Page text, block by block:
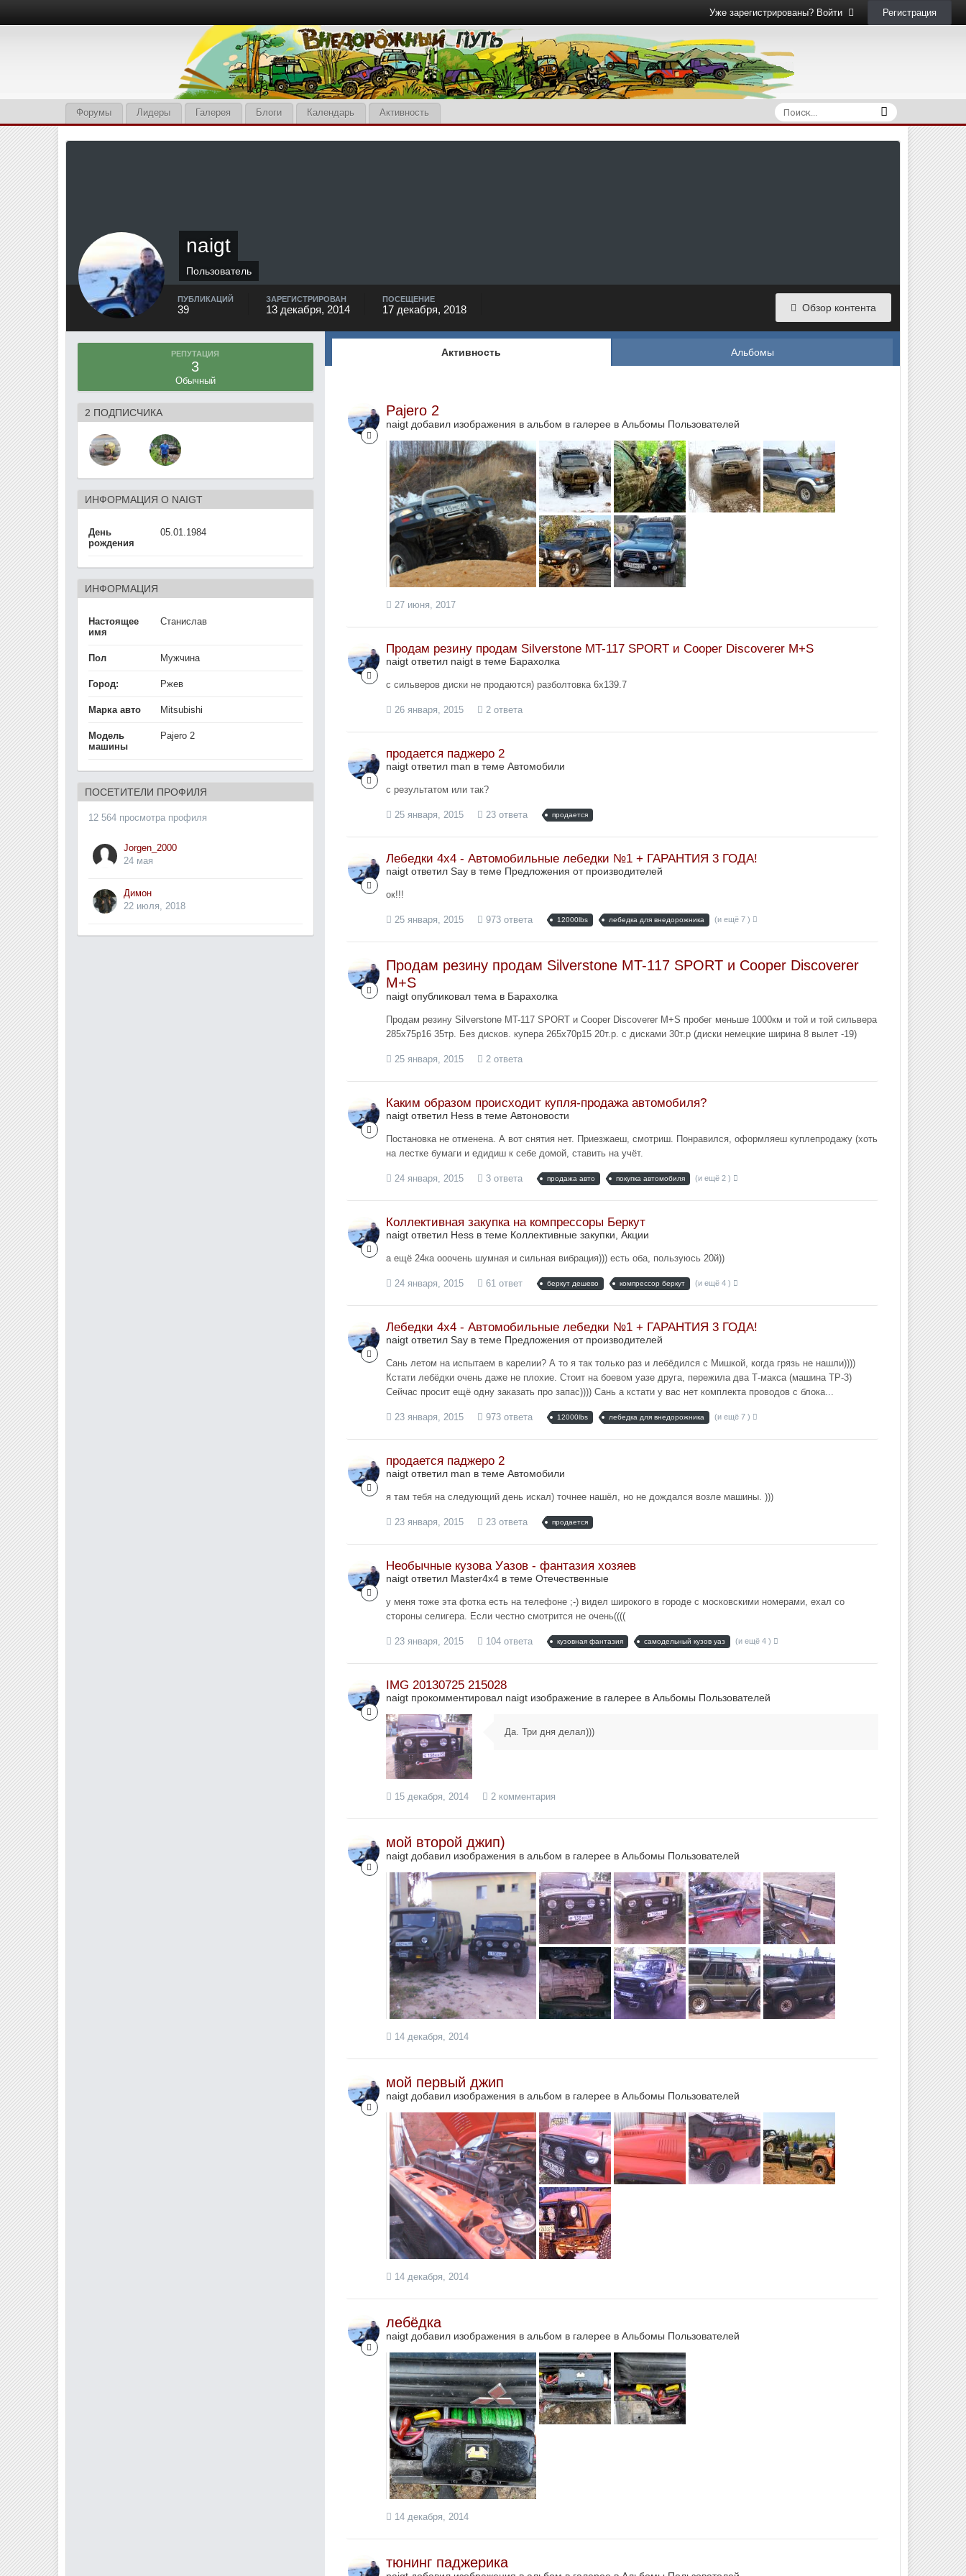
Уже зарегистрированы? Войти Регистрация
Форумы Лидеры Галерея Блоги Календарь Активность
naigt
Пользователь
Обзор контента
ПУБЛИКАЦИЙ
39
ЗАРЕГИСТРИРОВАН
13 декабря, 2014
ПОСЕЩЕНИЕ
17 декабря, 2018
РЕПУТАЦИЯ
3
Обычный
2 ПОДПИСЧИКА
ИНФОРМАЦИЯ О NAIGT
День
рождения
05.01.1984
ИНФОРМАЦИЯ
Настоящее
имя
Станислав
Пол Мужчина
Город: Ржев
Марка авто Mitsubishi
Модель
машины
Pajero 2
ПОСЕТИТЕЛИ ПРОФИЛЯ
12 564 просмотра профиля
Jorgen_2000
24 мая
Димон
22 июля, 2018
Активность Альбомы
Pajero 2
naigt добавил изображения в альбом в галерее в Альбомы Пользователей
27 июня, 2017
Продам резину продам Silverstone MT-117 SPORT и Cooper Discoverer M+S
naigt ответил naigt в теме Барахолка
с сильверов диски не продаются) разболтовка 6x139.7
26 января, 2015 2 ответа
продается паджеро 2
naigt ответил man в теме Автомобили
с результатом или так?
25 января, 2015 23 ответа продается
Лебедки 4х4 - Автомобильные лебедки №1 + ГАРАНТИЯ 3 ГОДА!
naigt ответил Say в теме Предложения от производителей
ок!!!
25 января, 2015 973 ответа 12000lbs лебедка для внедорожника (и ещё 7 )
Продам резину продам Silverstone MT-117 SPORT и Cooper Discoverer
M+S
naigt опубликовал тема в Барахолка
Продам резину Silverstone MT-117 SPORT и Cooper Discoverer M+S пробег меньше 1000км и той и той сильвера
285х75р16 35тр. Без дисков. купера 265х70р15 20т.р. с дисками 30т.р (диски немецкие ширина 8 вылет -19)
25 января, 2015 2 ответа
Каким образом происходит купля-продажа автомобиля?
naigt ответил Hess в теме Автоновости
Постановка не отменена. А вот снятия нет. Приезжаеш, смотриш. Понравился, оформляеш куплепродажу (хоть
на лестке бумаги и едидиш к себе домой, ставить на учёт.
24 января, 2015 3 ответа продажа авто покупка автомобиля (и ещё 2 )
Коллективная закупка на компрессоры Беркут
naigt ответил Hess в теме Коллективные закупки, Акции
а ещё 24ка ооочень шумная и сильная вибрация))) есть оба, пользуюсь 20й))
24 января, 2015 61 ответ беркут дешево компрессор беркут (и ещё 4 )
Лебедки 4х4 - Автомобильные лебедки №1 + ГАРАНТИЯ 3 ГОДА!
naigt ответил Say в теме Предложения от производителей
Сань летом на испытаем в карелии? А то я так только раз и лебёдился с Мишкой, когда грязь не нашли))))
Кстати лебёдки очень даже не плохие. Стоит на боевом уазе друга, пережила два Т-макса (машина ТР-3)
Сейчас просит ещё одну заказать про запас)))) Сань а кстати у вас нет комплекта проводов с блока...
23 января, 2015 973 ответа 12000lbs лебедка для внедорожника (и ещё 7 )
продается паджеро 2
naigt ответил man в теме Автомобили
я там тебя на следующий день искал) точнее нашёл, но не дождался возле машины. )))
23 января, 2015 23 ответа продается
Необычные кузова Уазов - фантазия хозяев
naigt ответил Master4x4 в теме Отечественные
у меня тоже эта фотка есть на телефоне ;-) видел широкого в городе с московскими номерами, ехал со
стороны селигера. Если честно смотрится не очень((((
23 января, 2015 104 ответа кузовная фантазия самодельный кузов уаз (и ещё 4 )
IMG 20130725 215028
naigt прокомментировал naigt изображение в галерее в Альбомы Пользователей
Да. Три дня делал)))
15 декабря, 2014 2 комментария
мой второй джип)
naigt добавил изображения в альбом в галерее в Альбомы Пользователей
14 декабря, 2014
мой первый джип
naigt добавил изображения в альбом в галерее в Альбомы Пользователей
14 декабря, 2014
лебёдка
naigt добавил изображения в альбом в галерее в Альбомы Пользователей
14 декабря, 2014
тюнинг паджерика